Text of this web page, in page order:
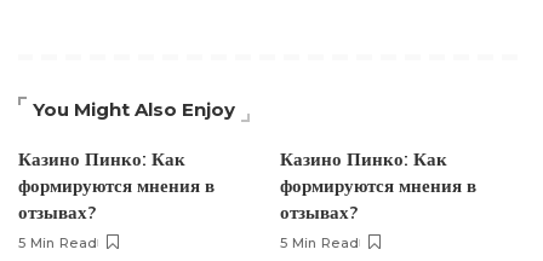
You Might Also Enjoy
Казино Пинко: Как
формируются мнения в
отзывах?
5 Min Read
Казино Пинко: Как
формируются мнения в
отзывах?
5 Min Read